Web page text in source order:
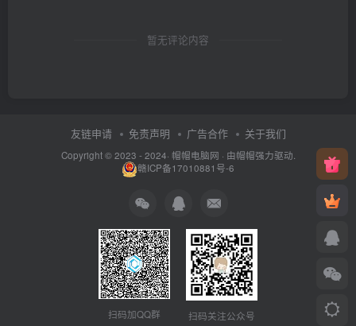
暂无评论内容
友链申请 免责声明 广告合作 关于我们
Copyright © 2023 - 2024· 帽帽电脑网 · 由帽帽强力驱动.
赣ICP备17010881号-6
扫码加QQ群 扫码关注公众号